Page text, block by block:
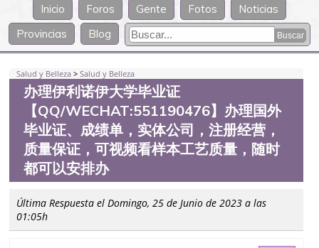
Inicio Foros Gente Fotos
Noticias
Provincias
Blog
Salud y Belleza >Salud y Belleza
办理伊利诺伊大学毕业证
【QQ/WECHAT:551190476】办理国外
毕业证、成绩单，实体公司，注册经营，
质量保证，可视频看样本工艺质量，随时
都可以安排办
Última Respuesta el Domingo, 25 de Junio de 2023 a las
01:05h